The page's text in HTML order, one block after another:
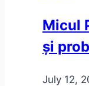
Micul
și
July 12,